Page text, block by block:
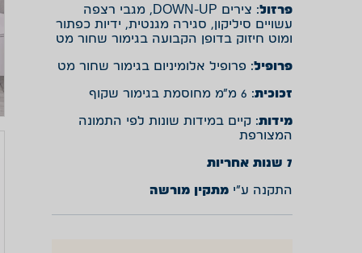
פרזול
: צירים DOWN-UP, מגבי רצפה
עשויים סיליקון, סגירה מגנטית, ידיות כפתור
ומוט חיזוק בדופן הקבועה בגימור שחור מט
פרופיל: פרופיל אלומיניום בגימור שחור מט
זכוכית: 6 מ”מ מחוסמת בגימור שקוף
מידות: קיים במידות שונות לפי התמונה
המצורפת
7 שנות אחריות
התקנה ע”י מתקין מורשה